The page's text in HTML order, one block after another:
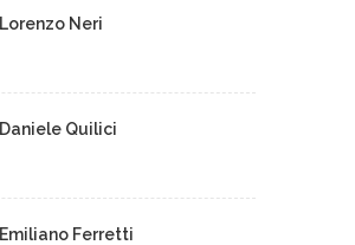
Lorenzo Neri
Daniele Quilici
Emiliano Ferretti